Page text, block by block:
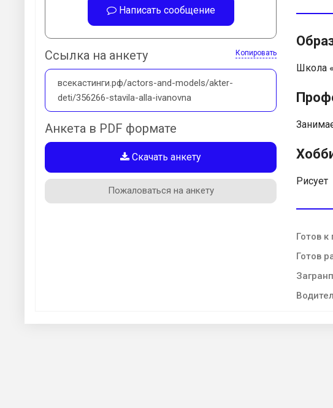
Написать сообщение
Ссылка на анкету Копировать
всекастинги.рф/actors-and-models/akter-
deti/356266-stavila-alla-ivanovna
Анкета в PDF формате
Скачать анкету
Пожаловаться на анкету
Школа
Рисует
Готов к
Готов